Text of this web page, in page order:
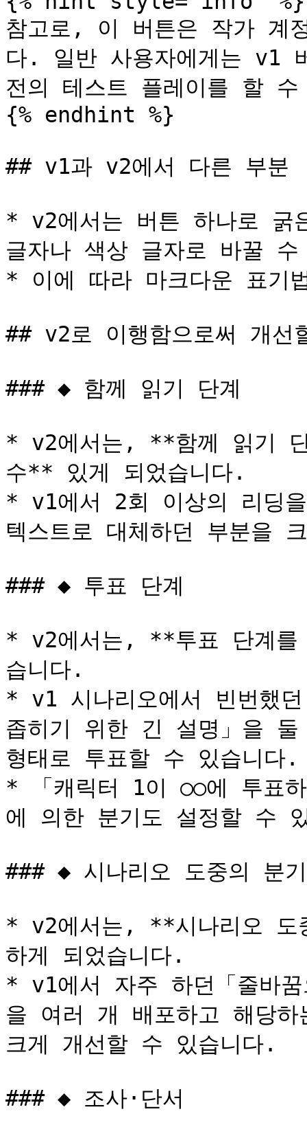
참고로, 이 버튼은 작가 계
다. 일반 사용자에게는 v1
전의 테스트 플레이를 할
{% endhint %}
## v1과 v2에서 다른 부분
* v2에서는 버튼 하나로 굵
글자나 색상 글자로 바꿀
* 이에 따라 마크다운 표기
## v2로 이행함으로써 개
### ◆ 함께 읽기 단계
* v2에서는, **함께 읽기
수** 있게 되었습니다.
* v1에서 2회 이상의 리딩
텍스트로 대체하던 부분을
### ◆ 투표 단계
* v2에서는, **투표 단계
습니다.
* v1 시나리오에서 빈번했
좁히기 위한 긴 설명」을
형태로 투표할 수 있습니다.
* 「캐릭터 1이 ○○에 투표
에 의한 분기도 설정할 수
### ◆ 시나리오 도중의 분기
* v2에서는, **시나리오 도
하게 되었습니다.
* v1에서 자주 하던「줄바
을 여러 개 배포하고 해당
크게 개선할 수 있습니다.
### ◆ 조사·단서